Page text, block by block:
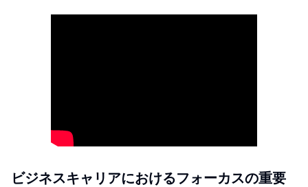
ビジネスキャリアにおけるフォーカスの重要